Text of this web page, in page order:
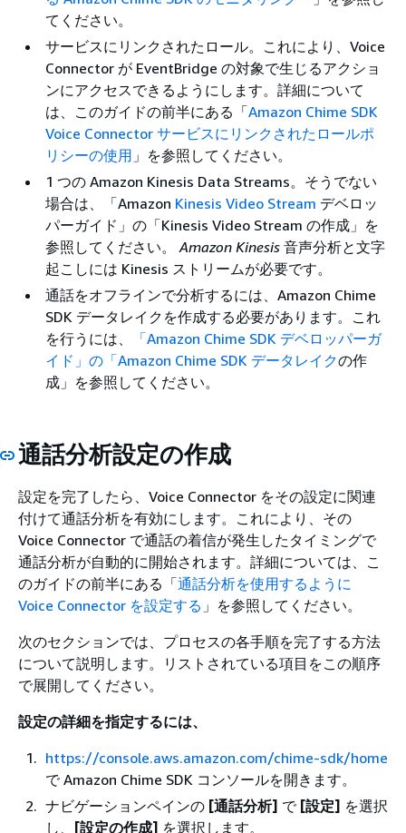
てください。
サービスにリンクされたロール。これにより、Voice
Connector が EventBridge の対象で生じるアクショ
ンにアクセスできるようにします。詳細について
は、このガイドの前半にある「Amazon Chime SDK
Voice Connector サービスにリンクされたロールポ
リシーの使用 」を参照してください。
1 つの Amazon Kinesis Data Streams。そうでない
場合は、「Amazon Kinesis Video Stream デベロッ
パーガイド」の「Kinesis Video Stream の作成」を
参照してください。 Amazon Kinesis 音声分析と文字
起こしには Kinesis ストリームが必要です。
通話をオフラインで分析するには、Amazon Chime
SDK データレイクを作成する必要があります。これ
を行うには、
「Amazon Chime SDK デベロッパーガ
イド」の「Amazon Chime SDK データレイクの作
成」を参照してください。
通話分析設定の作成
設定を完了したら、Voice Connector をその設定に関連
付けて通話分析を有効にします。これにより、その
Voice Connector で通話の着信が発生したタイミングで
通話分析が自動的に開始されます。詳細については、こ
のガイドの前半にある「通話分析を使用するように
Voice Connector を設定する 」を参照してください。
次のセクションでは、プロセスの各手順を完了する方法
について説明します。リストされている項目をこの順序
で展開してください。
設定の詳細を指定するには、
https://console.aws.amazon.com/chime-sdk/home
で Amazon Chime SDK コンソールを開きます。
ナビゲーションペインの [通話分析] で [設定] を選択
し、
[設定の作成] を選択します。